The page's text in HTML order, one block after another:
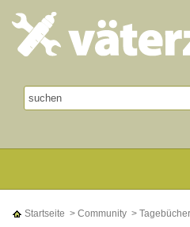
Startseite > Community > Tagebücher